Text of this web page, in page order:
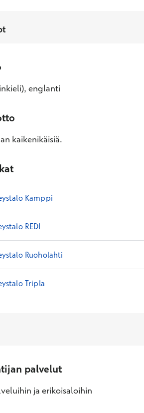
englanti
kaikenikäisiä.
Kamppi
REDI
Ruoholahti
Tripla
palvelut
ja erikoisaloihin